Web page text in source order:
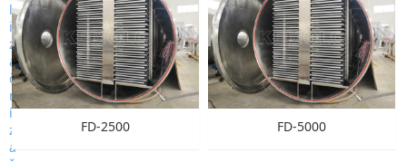
FD-2500 FD-5000